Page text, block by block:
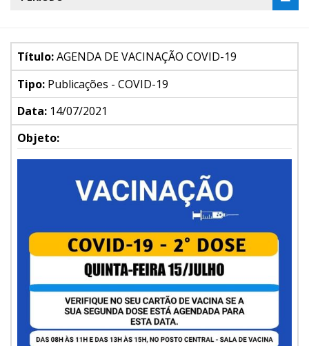
Título:AGENDA DE VACINAÇÃO COVID-19
Tipo: Publicações - COVID-19
Data: 14/07/2021
Objeto: